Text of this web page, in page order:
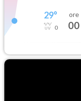
29°
0
ore
00